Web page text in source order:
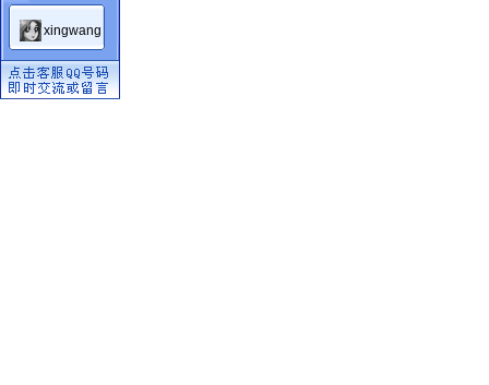
xingwang